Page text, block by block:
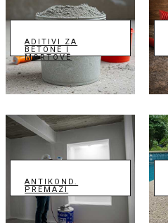
ADITIVI ZA
BETONE I
MORTOVE
ANTIKOND.
PREMAZI